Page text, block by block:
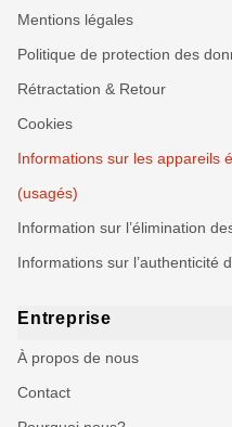
Mentions légales
Politique de protection des
Rétractation & Retour
Cookies
Informations sur les appareils
(usagés)
Information sur l’élimination
Informations sur l’authenticité
Entreprise
À propos de nous
Contact